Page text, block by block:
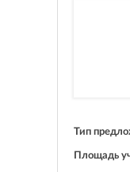
Тип
Площадь